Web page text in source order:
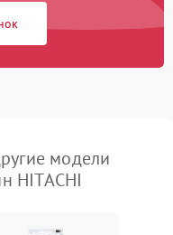
модели
HITACHI